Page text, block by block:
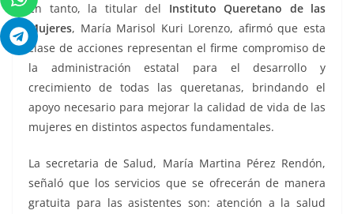
En tanto, la titular del Instituto Queretano de las
Mujeres, María Marisol Kuri Lorenzo, afirmó que esta
clase de acciones representan el firme compromiso de
la administración estatal para el desarrollo y
crecimiento de todas las queretanas, brindando el
apoyo necesario para mejorar la calidad de vida de las
mujeres en distintos aspectos fundamentales.
La secretaria de Salud, María Martina Pérez Rendón,
señaló que los servicios que se ofrecerán de manera
gratuita para las asistentes son: atención a la salud